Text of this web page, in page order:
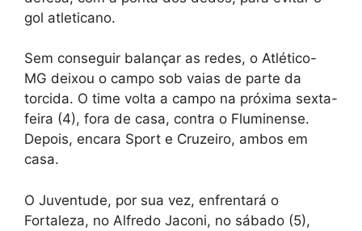
gol atleticano.
Sem conseguir balançar as redes, o Atlético-
MG deixou o campo sob vaias de parte da
torcida. O time volta a campo na próxima sexta-
feira (4), fora de casa, contra o Fluminense.
Depois, encara Sport e Cruzeiro, ambos em
casa.
O Juventude, por sua vez, enfrentará o
Fortaleza, no Alfredo Jaconi, no sábado (5),